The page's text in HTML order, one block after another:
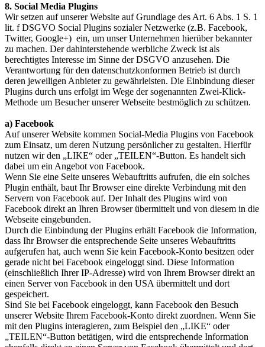
8. Social Media Plugins
Wir setzen auf unserer Website auf Grundlage des Art. 6 Abs. 1 S. 1
lit. f DSGVO Social Plugins sozialer Netzwerke (z.B. Facebook,
Twitter, Google+) ein, um unser Unternehmen hierüber bekannter
zu machen. Der dahinterstehende werbliche Zweck ist als
berechtigtes Interesse im Sinne der DSGVO anzusehen. Die
Verantwortung für den datenschutzkonformen Betrieb ist durch
deren jeweiligen Anbieter zu gewährleisten. Die Einbindung dieser
Plugins durch uns erfolgt im Wege der sogenannten Zwei-Klick-
Methode um Besucher unserer Webseite bestmöglich zu schützen.
a) Facebook
Auf unserer Website kommen Social-Media Plugins von Facebook
zum Einsatz, um deren Nutzung persönlicher zu gestalten. Hierfür
nutzen wir den „LIKE“ oder „TEILEN“-Button. Es handelt sich
dabei um ein Angebot von Facebook.
Wenn Sie eine Seite unseres Webauftritts aufrufen, die ein solches
Plugin enthält, baut Ihr Browser eine direkte Verbindung mit den
Servern von Facebook auf. Der Inhalt des Plugins wird von
Facebook direkt an Ihren Browser übermittelt und von diesem in die
Webseite eingebunden.
Durch die Einbindung der Plugins erhält Facebook die Information,
dass Ihr Browser die entsprechende Seite unseres Webauftritts
aufgerufen hat, auch wenn Sie kein Facebook-Konto besitzen oder
gerade nicht bei Facebook eingeloggt sind. Diese Information
(einschließlich Ihrer IP-Adresse) wird von Ihrem Browser direkt an
einen Server von Facebook in den USA übermittelt und dort
gespeichert.
Sind Sie bei Facebook eingeloggt, kann Facebook den Besuch
unserer Website Ihrem Facebook-Konto direkt zuordnen. Wenn Sie
mit den Plugins interagieren, zum Beispiel den „LIKE“ oder
„TEILEN“-Button betätigen, wird die entsprechende Information